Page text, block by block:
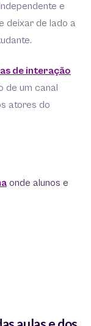
independente e
deixar de lado a
de interação
de um canal
atores do
onde alunos e